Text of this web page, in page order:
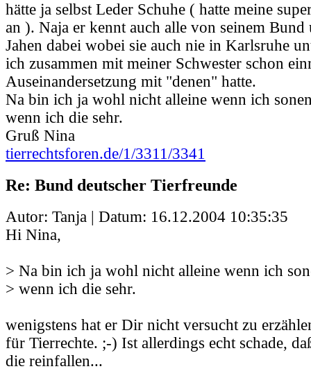
hätte ja selbst Leder Schuhe ( hatte meine
an ). Naja er kennt auch alle von seinem Bund
Jahen dabei wobei sie auch nie in Karlsruhe
ich zusammen mit meiner Schwester schon
Auseinandersetzung mit "denen" hatte.
Na bin ich ja wohl nicht alleine wenn ich
wenn ich die sehr.
Gruß Nina
tierrechtsforen.de/1/3311/3341
Re: Bund deutscher Tierfreunde
Autor: Tanja | Datum: 16.12.2004 10:35:35
Hi Nina,
> Na bin ich ja wohl nicht alleine wenn ich
> wenn ich die sehr.
wenigstens hat er Dir nicht versucht zu
für Tierrechte. ;-) Ist allerdings echt schade,
die reinfallen...